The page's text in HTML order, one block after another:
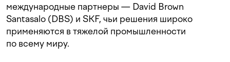
международные партнеры — David Brown
Santasalo (DBS) и SKF, чьи решения широко
применяются в тяжелой промышленности
по всему миру.